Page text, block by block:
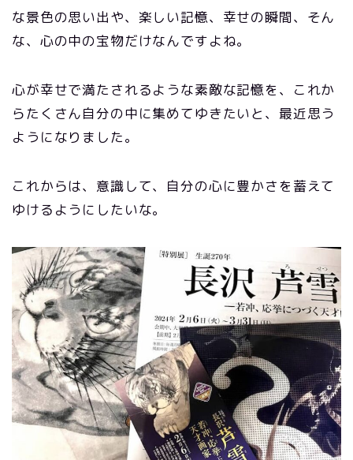
な景色の思い出や、楽しい記憶、幸せの瞬間、そん
な、心の中の宝物だけなんですよね。
心が幸せで満たされるような素敵な記憶を、これか
らたくさん自分の中に集めてゆきたいと、最近思う
ようになりました。
これからは、意識して、自分の心に豊かさを蓄えて
ゆけるようにしたいな。